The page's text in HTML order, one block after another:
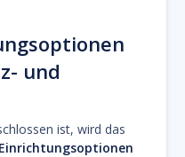
und
ist, wird das
Einrichtungsoptionen